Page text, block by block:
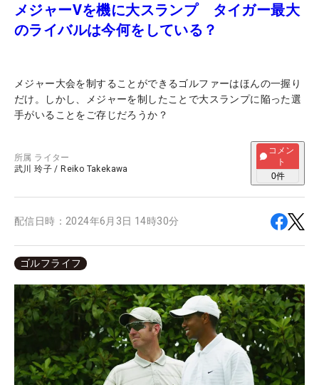
メジャーVを機に大スランプ タイガー最大
のライバルは今何をしている？
メジャー大会を制することができるゴルファーはほんの一握り
だけ。しかし、メジャーを制したことで大スランプに陥った選
手がいることをご存じだろうか？
所属 ライター
武川 玲子 / Reiko Takekawa
コメン
ト
0件
配信日時： 2024年6月3日 14時30分
ゴルフライフ